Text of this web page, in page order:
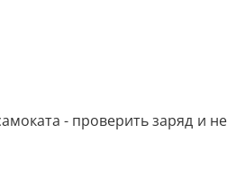
- проверить заряд и не